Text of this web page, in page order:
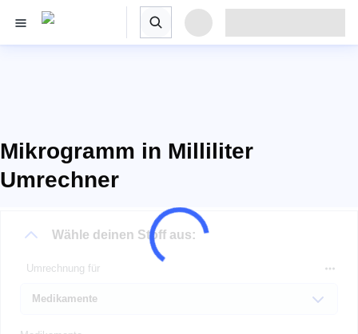
Mikrogramm in Milliliter
Umrechner
Wähle deinen Stoff aus:
Umrechnung für